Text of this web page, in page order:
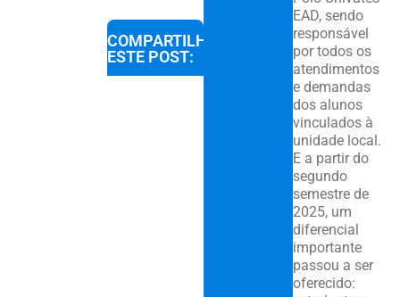
COMPARTILHE
ESTE POST:
EAD, sendo
responsável
por todos os
atendimentos
e demandas
dos alunos
vinculados à
unidade local.
E a partir do
segundo
semestre de
2025, um
diferencial
importante
passou a ser
oferecido: